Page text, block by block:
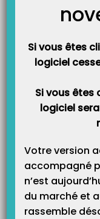
Catégories
Si vous êtes
logiciel
Si vous êtes
logiciel
Votre version
accompagné
n’est
du marché et
rassemble